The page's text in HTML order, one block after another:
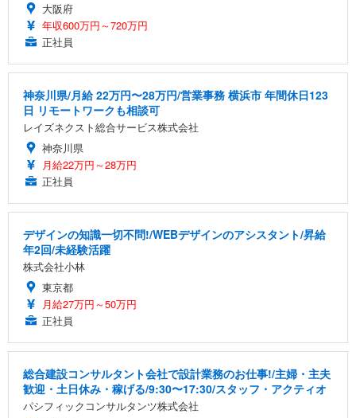
大阪府
年収600万円～720万円
正社員
神奈川県/月給 22万円〜28万円/営業事務 横浜市 年間休日123
日 リモートワークも相談可
レイズネクスト総合サービス株式会社
神奈川県
月給22万円～28万円
正社員
デザインの知識一切不問!/WEBデザインのアシスタント/昇給
年2回/未経験活躍
株式会社小林
東京都
月給27万円～50万円
正社員
総合建設コンサルタント会社で設計業務のお仕事!/主婦・主夫
歓迎・土日休み・稼げる/9:30〜17:30/スタッフ・アクティオ
パシフィックコンサルタンツ株式会社